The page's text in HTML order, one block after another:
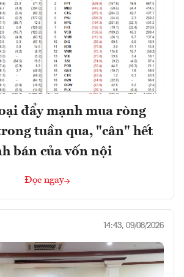
đẩy mạnh mua ròng
tuần qua, "cân" hết
bán của vốn nội
Đọc ngay
14:43, 09/08/2026